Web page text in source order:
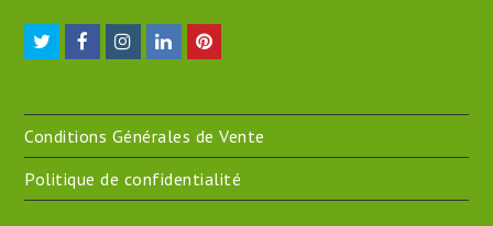
TwitterFacebookInstagram
LinkedInPinterest
Conditions Générales de Vente
Politique de confidentialité